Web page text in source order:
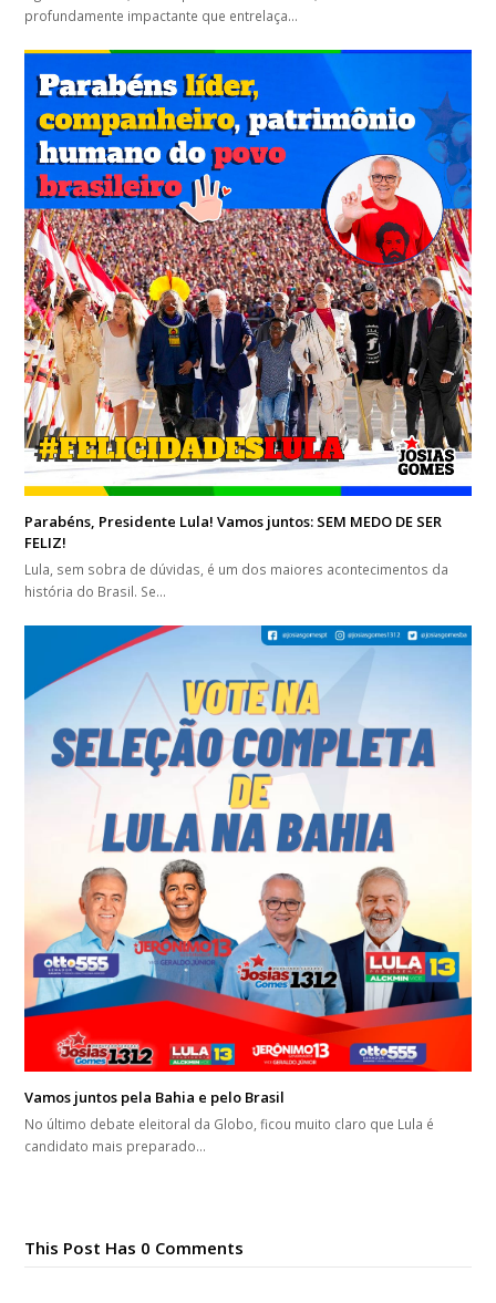
profundamente impactante que entrelaça…
Parabéns, Presidente Lula! Vamos juntos: SEM MEDO DE SER
FELIZ!
Lula, sem sobra de dúvidas, é um dos maiores acontecimentos da
história do Brasil. Se…
Vamos juntos pela Bahia e pelo Brasil
No último debate eleitoral da Globo, ficou muito claro que Lula é
candidato mais preparado…
This Post Has 0 Comments